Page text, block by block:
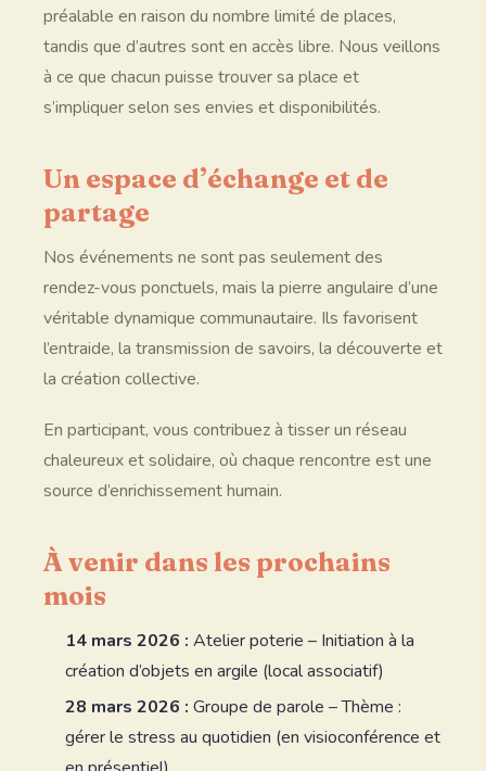
préalable en raison du nombre limité de places,
tandis que d’autres sont en accès libre. Nous veillons
à ce que chacun puisse trouver sa place et
s’impliquer selon ses envies et disponibilités.
Un espace d’échange et de
partage
Nos événements ne sont pas seulement des
rendez-vous ponctuels, mais la pierre angulaire d’une
véritable dynamique communautaire. Ils favorisent
l’entraide, la transmission de savoirs, la découverte et
la création collective.
En participant, vous contribuez à tisser un réseau
chaleureux et solidaire, où chaque rencontre est une
source d’enrichissement humain.
À venir dans les prochains
mois
14 mars 2026 : Atelier poterie – Initiation à la
création d’objets en argile (local associatif)
28 mars 2026 : Groupe de parole – Thème :
gérer le stress au quotidien (en visioconférence et